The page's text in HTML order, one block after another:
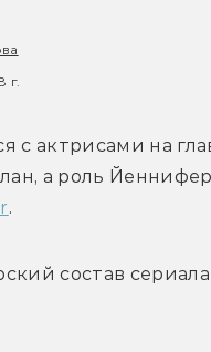
г.
с актрисами на
а роль
.
состав